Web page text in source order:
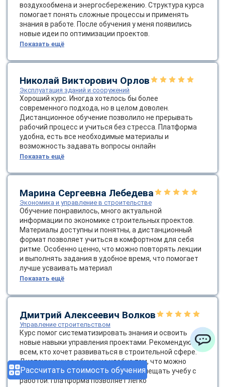
Рассчитать стоимость обучения
воздухообмена и энергосбережению. Структура курса
помогает понять сложные процессы и применять
знания в работе. После обучения у меня появились
новые идеи по оптимизации проектов.
Показать ещё
Николай Викторович Орлов
Эксплуатация зданий и сооружений
Хороший курс. Иногда хотелось бы более
современного подхода, но в целом доволен.
Дистанционное обучение позволило не прерывать
рабочий процесс и учиться без стресса. Платформа
удобна, есть все необходимые материалы и
возможность задавать вопросы онлайн
Показать ещё
Марина Сергеевна Лебедева
Экономика и управление в строительстве
Обучение понравилось, много актуальной
информации по экономике строительных проектов.
Материалы доступны и понятны, а дистанционный
формат позволяет учиться в комфортном для себя
ритме. Особенно ценно, что можно повторять лекции
и выполнять задания в удобное время, что помогает
лучше усваивать материал
Показать ещё
Дмитрий Алексеевич Волков
Управление строительством
Курс помог систематизировать знания и освоить
новые навыки управления проектами. Рекомендую
всем, кто хочет развиваться в строительной сфере.
Дистанционное обучение удобно тем, что можно
гибко планировать свое время и совмещать учебу с
работой. Платформа позволяет легко
Telegram WhatsApp
Vkontakte
ChatApp